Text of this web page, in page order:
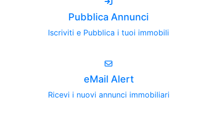
Pubblica Annunci
Iscriviti e Pubblica i tuoi immobili
eMail Alert
Ricevi i nuovi annunci immobiliari